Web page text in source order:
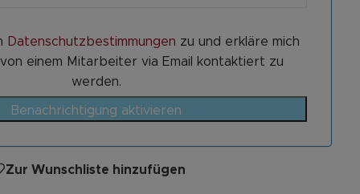
Datenschutzbestimmungen zu und erkläre mich
einem Mitarbeiter via Email kontaktiert zu
werden.
Benachrichtigung aktivieren
Zur Wunschliste hinzufügen